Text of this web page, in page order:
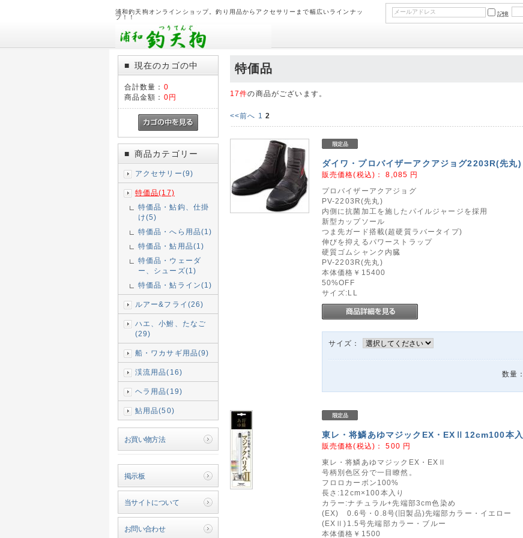
浦和釣天狗オンラインショップ。釣り用品からアクセサリーまで幅広いラインナッ
プ！！
記憶
■ 現在のカゴの中
合計数量： 0
商品金額： 0円
■ 商品カテゴリー
アクセサリー(9)
特価品(17)
特価品・鮎鈎、仕掛
け(5)
特価品・へら用品(1)
特価品・鮎用品(1)
特価品・ウェーダ
ー、シューズ(1)
特価品・鮎ライン(1)
ルアー&フライ(26)
ハエ、小鮒、たなご
(29)
船・ワカサギ用品(9)
渓流用品(16)
ヘラ用品(19)
鮎用品(50)
お買い物方法
掲示板
当サイトについて
お問い合わせ
特価品
17件の商品がございます。
<<前へ 1 2
ダイワ・プロバイザーアクアジョグ2203R(先丸)
販売価格(税込)：8,085 円
プロバイザーアクアジョグ
PV-2203R(先丸)
内側に抗菌加工を施したパイルジャージを採用
新型カップソール
つま先ガード搭載(超硬質ラバータイプ)
伸びを抑えるパワーストラップ
硬質ゴムシャンク内臓
PV-2203R(先丸)
本体価格￥15400
50%OFF
サイズ:LL
サイズ：
数量：
東レ・将鱗あゆマジックEX・EXⅡ12cm100本入
販売価格(税込)：500 円
東レ・将鱗あゆマジックEX・EXⅡ
号柄別色区分で一目瞭然。
フロロカーボン100%
長さ:12cm×100本入り
カラー:ナチュラル+先端部3cm色染め
(EX) 0.6号・0.8号(旧製品)先端部カラー・イエロー
(EXⅡ)1.5号先端部カラー・ブルー
本体価格￥1500